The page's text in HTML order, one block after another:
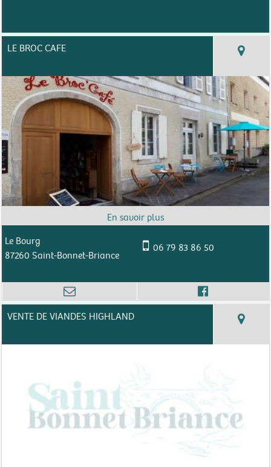
LE BROC CAFE
Le Bourg
87260 Saint-Bonnet-Briance
06 79 83 86 50
VENTE DE VIANDES HIGHLAND